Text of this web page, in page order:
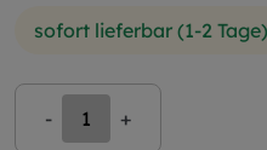
sofort lieferbar (1-2 Tage)
- +